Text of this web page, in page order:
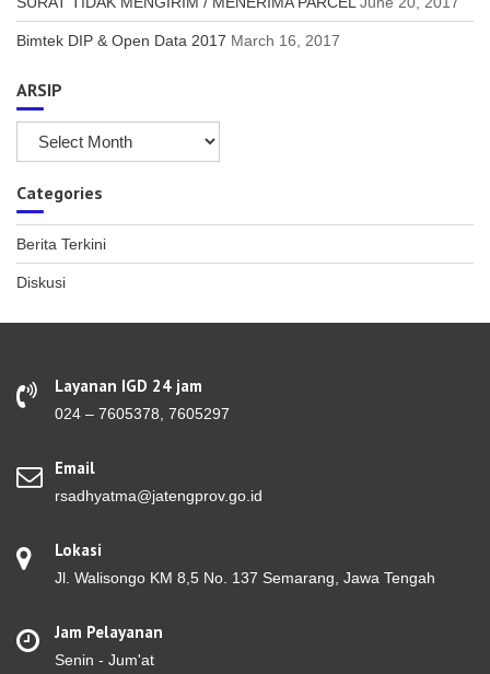
Bimtek DIP & Open Data 2017 March 16, 2017
ARSIP
ARSIP
Categories
Berita Terkini
Diskusi
Layanan IGD 24 jam
024 – 7605378, 7605297
Email
rsadhyatma@jatengprov.go.id
Lokasi
Jl. Walisongo KM 8,5 No. 137 Semarang, Jawa Tengah
Jam Pelayanan
Senin - Jum'at